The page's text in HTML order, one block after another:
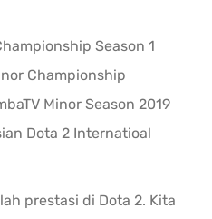
Season 1
Championship
Minor Season 2019
Dota 2 Internatioal
prestasi di Dota 2. Kita